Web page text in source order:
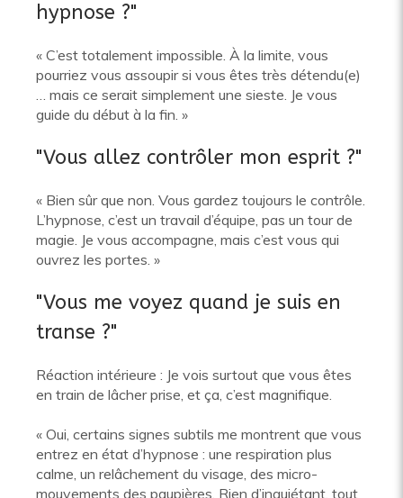
hypnose ?"
« C’est totalement impossible. À la limite, vous
pourriez vous assoupir si vous êtes très détendu(e)
… mais ce serait simplement une sieste. Je vous
guide du début à la fin. »
"Vous allez contrôler mon esprit ?"
« Bien sûr que non. Vous gardez toujours le contrôle.
L’hypnose, c’est un travail d’équipe, pas un tour de
magie. Je vous accompagne, mais c’est vous qui
ouvrez les portes. »
"Vous me voyez quand je suis en
transe ?"
Réaction intérieure : Je vois surtout que vous êtes
en train de lâcher prise, et ça, c’est magnifique.
« Oui, certains signes subtils me montrent que vous
entrez en état d’hypnose : une respiration plus
calme, un relâchement du visage, des micro-
mouvements des paupières. Rien d’inquiétant, tout